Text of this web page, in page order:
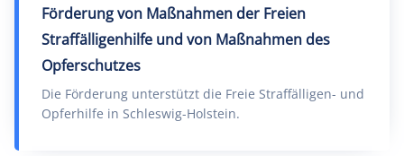
Förderung von Maßnahmen der Freien
Straffälligenhilfe und von Maßnahmen des
Opferschutzes
Die Förderung unterstützt die Freie Straffälligen- und
Opferhilfe in Schleswig-Holstein.